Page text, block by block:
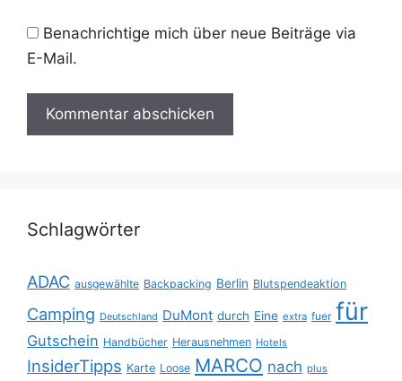
Benachrichtige mich über neue Beiträge via
E-Mail.
Schlagwörter
ADAC ausgewählte Backpacking Berlin Blutspendeaktion
Camping Deutschland DuMont durch Eine extra fuer für
Gutschein Handbücher Herausnehmen Hotels
InsiderTipps Karte Loose MARCO nach plus